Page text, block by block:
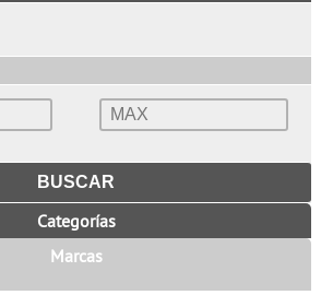
Categorías
Marcas